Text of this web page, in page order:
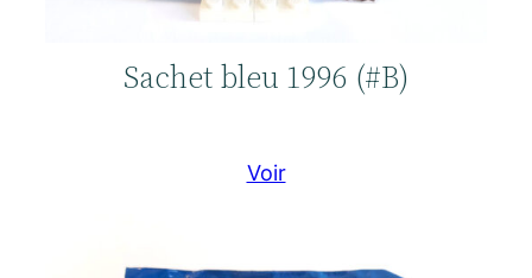
Sachet bleu 1996 (#B)
Voir